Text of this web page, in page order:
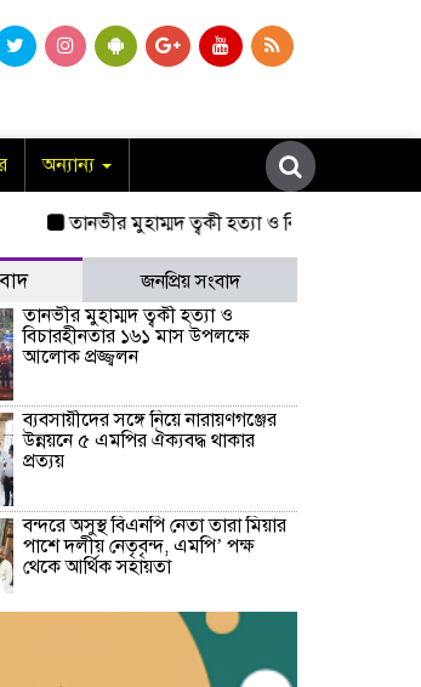
অন্যান্য
তানভীর মুহাম্মদ ত্বকী হত্যা ও বিচারহীনতার ১৬১
জনপ্রিয় সংবাদ
তানভীর মুহাম্মদ ত্বকী হত্যা ও
বিচারহীনতার ১৬১ মাস উপলক্ষে
আলোক প্রজ্জ্বলন
ব্যবসায়ীদের সঙ্গে নিয়ে নারায়ণগঞ্জের
উন্নয়নে ৫ এমপির ঐক্যবদ্ধ থাকার
প্রত্যয়
বন্দরে অসুস্থ বিএনপি নেতা তারা মিয়ার
পাশে দলীয় নেতৃবৃন্দ, এমপি’ পক্ষ
থেকে আর্থিক সহায়তা
বন্দরে গ্যাস বিস্ফোরণে দগ্ধ একই
পরিবারের ৩: বার্ন ইনস্টিটিউটে খোঁজ
নিলেন মহানগরী জামায়াত আমীর